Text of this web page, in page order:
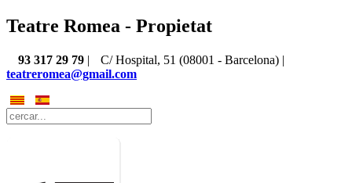
Teatre Romea - Propietat
93 317 29 79 |
C/ Hospital, 51 (08001 - Barcelona) |
teatreromea@gmail.com